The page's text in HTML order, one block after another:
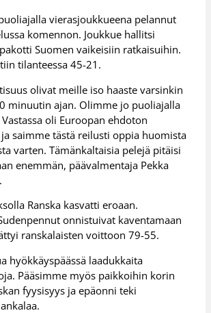
vierasjoukkueena pelannut
komennon. Joukkue hallitsi
Suomen vaikeisiin ratkaisuihin.
tilanteessa 45-21.
olivat meille iso haaste varsinkin
minuutin ajan. Olimme jo puoliajalla
oli Euroopan ehdoton
saimme tästä reilusti oppia huomista
varten. Tämänkaltaisia pelejä pitäisi
enemmän, päävalmentaja Pekka
Ranska kasvatti eroaan.
onnistuivat kaventamaan
ranskalaisten voittoon 79-55.
hyökkäyspäässä laadukkaita
Pääsimme myös paikkoihin korin
fyysisyys ja epäonni teki